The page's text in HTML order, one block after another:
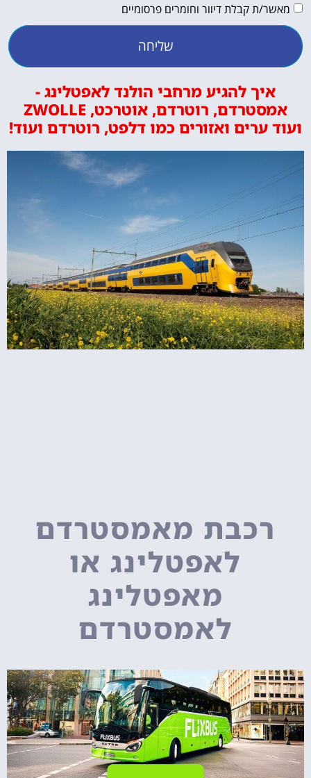
מאשר/ת קבלת דיוור וחומרים פרסומיים
שליחה
איך להגיע מרחבי הולנד לאפטלינג -
אמסטרדם, רוטרדם, אוטרכט, ZWOLLE
ועוד ערים ואזורים כמו דלפט, רוטרדם ועוד!
רכבת מאמסטרדם
לאפטלינג או
מאפטלינג
לאמסטרדם